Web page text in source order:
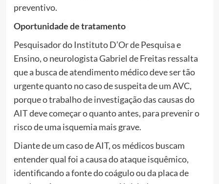
preventivo.
Oportunidade de tratamento
Pesquisador do Instituto D’Or de Pesquisa e
Ensino, o neurologista Gabriel de Freitas ressalta
que a busca de atendimento médico deve ser tão
urgente quanto no caso de suspeita de um AVC,
porque o trabalho de investigação das causas do
AIT deve começar o quanto antes, para prevenir o
risco de uma isquemia mais grave.
Diante de um caso de AIT, os médicos buscam
entender qual foi a causa do ataque isquêmico,
identificando a fonte do coágulo ou da placa de